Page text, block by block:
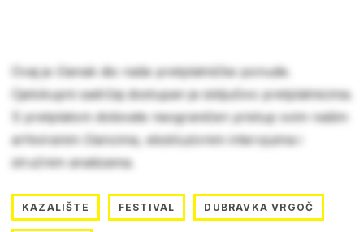
Ovaj je članak dio naše pretplatničke ponude.
Cjelokupni sadržaj dostupan je isključivo pretplatnicima.
S pretplatom dobivate neograničen pristup svim našim
arhiviranim člancima, ekskluzivnim intervjuima i
stručnim analizama.
KAZALIŠTE FESTIVAL DUBRAVKA VRGOČ